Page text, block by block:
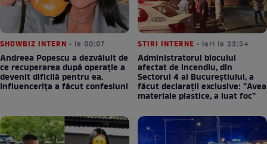
SHOWBIZ INTERN • la 00:07
Andreea Popescu a dezvăluit de
ce recuperarea după operație a
devenit dificilă pentru ea.
Influencerița a făcut confesiuni
STIRI INTERNE • ieri la 23:54
Administratorul blocului
afectat de incendiu, din
Sectorul 4 al Bucureștiului, a
făcut declarații exclusive: ”Avea
materiale plastice, a luat foc”